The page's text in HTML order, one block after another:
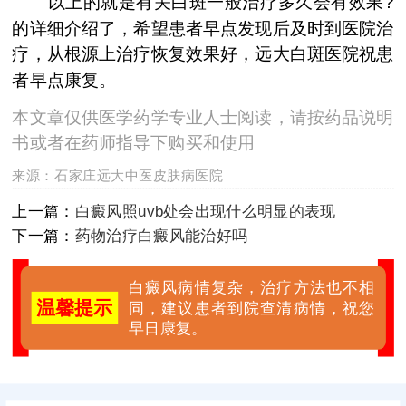
的详细介绍了，希望患者早点发现后及时到医院治
疗，从根源上治疗恢复效果好，远大白斑医院祝患
者早点康复。
本文章仅供医学药学专业人士阅读，请按药品说明
书或者在药师指导下购买和使用
来源：石家庄远大中医皮肤病医院
上一篇： 白癜风照uvb处会出现什么明显的表现
下一篇： 药物治疗白癜风能治好吗
温馨提示
白癜风病情复杂，治疗方法也不相
同，建议患者到院查清病情，祝您
早日康复。